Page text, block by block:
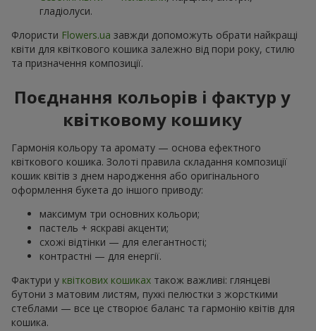
гладіолуси.
Флористи Flowers.ua завжди допоможуть обрати найкращі
квіти для квіткового кошика залежно від пори року, стилю
та призначення композиції.
Поєднання кольорів і фактур у
квітковому кошику
Гармонія кольору та аромату — основа ефектного
квіткового кошика. Золоті правила складання композиції
кошик квітів з днем ​​народження або оригінального
оформлення букета до іншого приводу:
максимум три основних кольори;
пастель + яскраві акценти;
схожі відтінки — для елегантності;
контрастні — для енергії.
Фактури у квіткових кошиках також важливі: глянцеві
бутони з матовим листям, пухкі пелюстки з жорсткими
стеблами — все це створює баланс та гармонію квітів для
кошика.